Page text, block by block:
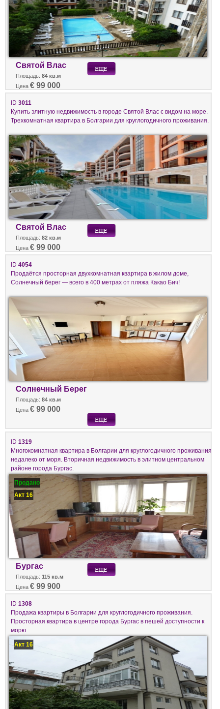
Святой Влас
Площадь: 84 кв.м
Цена € 99 000
ID 3011
Купить элитную недвижимость в городе Святой Влас с видом на море.
Трехкомнатная квартира в Болгарии для круглогодичного проживания.
Святой Влас
Площадь: 82 кв.м
Цена € 99 000
ID 4054
Продаётся просторная двухкомнатная квартира в жилом доме,
Солнечный берег — всего в 400 метрах от пляжа Какао Бич!
Солнечный Берег
Площадь: 84 кв.м
Цена € 99 000
ID 1319
Многокомнатная квартира в Болгарии для круглогодичного проживания
недалеко от моря. Вторичная недвижимость в элитном центральном
районе города Бургас.
Продано
Акт 16
Бургас
Площадь: 115 кв.м
Цена € 99 900
ID 1308
Продажа квартиры в Болгарии для круглогодичного проживания.
Просторная квартира в центре города Бургас в пешей доступности к
морю.
Акт 16